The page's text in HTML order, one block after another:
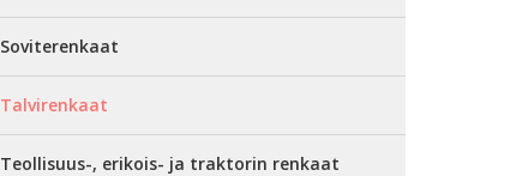
Soviterenkaat
Talvirenkaat
Teollisuus-, erikois- ja traktorin renkaat